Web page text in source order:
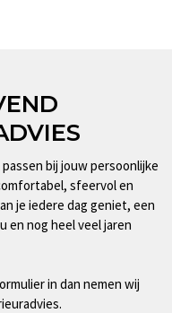
bij jouw persoonlijke
sfeervol en
je iedere dag geniet, een
en nog heel veel jaren
in dan nemen wij